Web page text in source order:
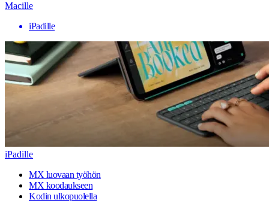
Macille
iPadille
iPadille
MX luovaan työhön
MX koodaukseen
Kodin ulkopuolella